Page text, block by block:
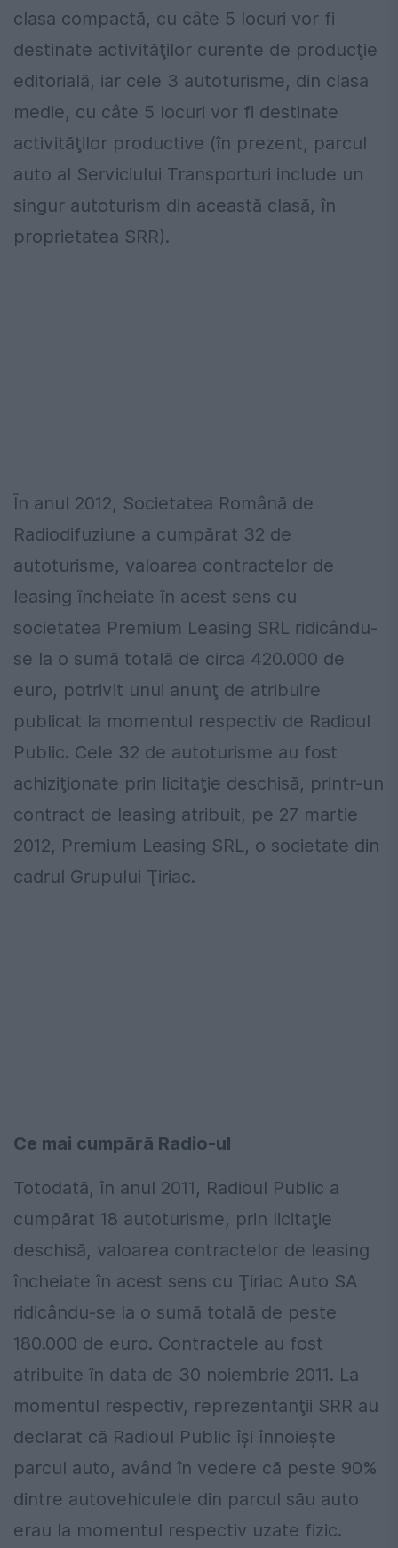
clasa compactă, cu câte 5 locuri vor fi
destinate activităţilor curente de producţie
editorială, iar cele 3 autoturisme, din clasa
medie, cu câte 5 locuri vor fi destinate
activităţilor productive (în prezent, parcul
auto al Serviciului Transporturi include un
singur autoturism din această clasă, în
proprietatea SRR).
În anul 2012, Societatea Română de
Radiodifuziune a cumpărat 32 de
autoturisme, valoarea contractelor de
leasing încheiate în acest sens cu
societatea Premium Leasing SRL ridicându-
se la o sumă totală de circa 420.000 de
euro, potrivit unui anunţ de atribuire
publicat la momentul respectiv de Radioul
Public. Cele 32 de autoturisme au fost
achiziţionate prin licitaţie deschisă, printr-un
contract de leasing atribuit, pe 27 martie
2012, Premium Leasing SRL, o societate din
cadrul Grupului Ţiriac.
Ce mai cumpără Radio-ul
Totodată, în anul 2011, Radioul Public a
cumpărat 18 autoturisme, prin licitaţie
deschisă, valoarea contractelor de leasing
încheiate în acest sens cu Ţiriac Auto SA
ridicându-se la o sumă totală de peste
180.000 de euro. Contractele au fost
atribuite în data de 30 noiembrie 2011. La
momentul respectiv, reprezentanţii SRR au
declarat că Radioul Public îşi înnoieşte
parcul auto, având în vedere că peste 90%
dintre autovehiculele din parcul său auto
erau la momentul respectiv uzate fizic.